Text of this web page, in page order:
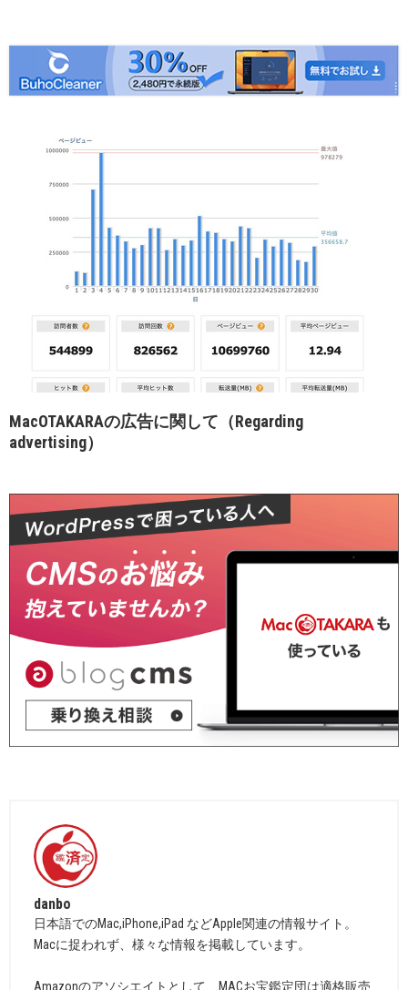
MacOTAKARAの広告に関して（Regarding
advertising）
danbo
日本語でのMac,iPhone,iPad などApple関連の情報サイト。
Macに捉われず、様々な情報を掲載しています。
Amazonのアソシエイトとして、MACお宝鑑定団は適格販売